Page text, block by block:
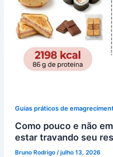
Guias práticos de
Como pouco e não
estar travando seu
Bruno Rodrigo /julho 13, 2026